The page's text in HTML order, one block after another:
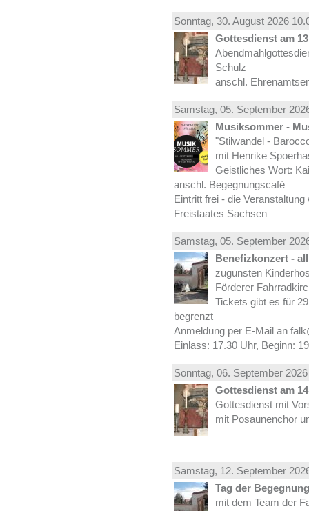
Sonntag, 30. August 2026
Gottesdienst am
Schulz
anschl.
Samstag, 05. September
Musiksommer -
"Stilwandel -
mit Henrike
Geistliches Wort:
anschl. Begegnungscafé
Eintritt frei - die
Freistaates Sachsen
Samstag, 05. September
Benefizkonzert -
zugunsten
Förderer
Tickets gibt es für
begrenzt
Anmeldung per E-Mail an
Einlass: 17.30 Uhr, Beginn:
Sonntag, 06. September
Gottesdienst am
Gottesdienst mit
mit Posaunenchor
Samstag, 12. September
Tag der
mit dem Team der